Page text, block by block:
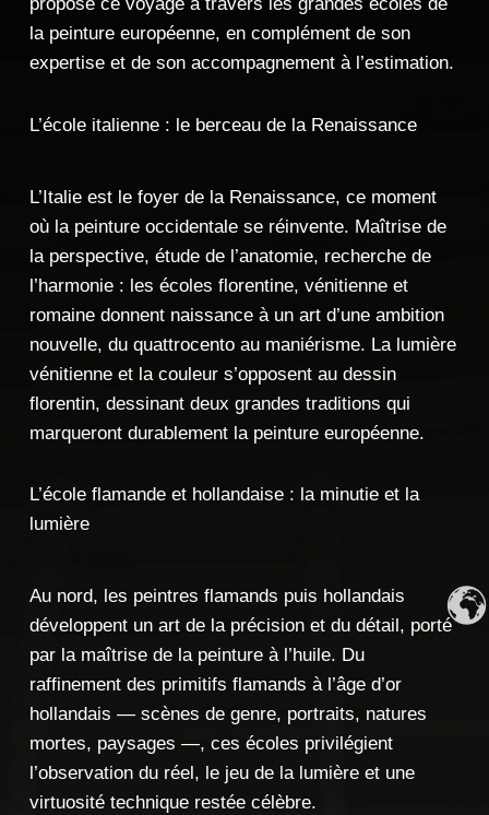
la peinture européenne, en complément de son
expertise et de son accompagnement à l’estimation.
L’école italienne : le berceau de la Renaissance
L’Italie est le foyer de la Renaissance, ce moment
où la peinture occidentale se réinvente. Maîtrise de
la perspective, étude de l’anatomie, recherche de
l’harmonie : les écoles florentine, vénitienne et
romaine donnent naissance à un art d’une ambition
nouvelle, du quattrocento au maniérisme. La lumière
vénitienne et la couleur s’opposent au dessin
florentin, dessinant deux grandes traditions qui
marqueront durablement la peinture européenne.
L’école flamande et hollandaise : la minutie et la
lumière
Au nord, les peintres flamands puis hollandais
développent un art de la précision et du détail, porté
par la maîtrise de la peinture à l’huile. Du
raffinement des primitifs flamands à l’âge d’or
hollandais — scènes de genre, portraits, natures
mortes, paysages —, ces écoles privilégient
l’observation du réel, le jeu de la lumière et une
virtuosité technique restée célèbre.